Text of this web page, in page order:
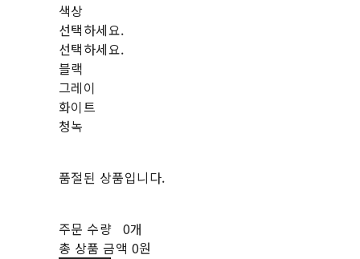
색상
선택하세요.
선택하세요.
블랙
그레이
화이트
청녹
품절된 상품입니다.
주문 수량 0개
총 상품 금액 0원